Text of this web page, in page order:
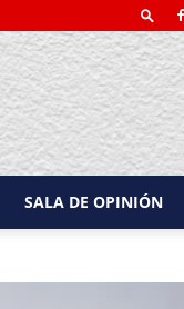
SALA DE OPINIÓN